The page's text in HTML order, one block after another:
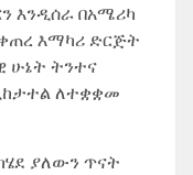
እንዲሰራ በአሜሪካ
እማካሪ ድርጅት
ሁኔት ትንተና
ለተቋቋመ
ያለውን ጥናት